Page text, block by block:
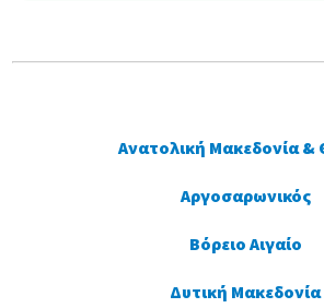
Ανατολική Μακεδονία &
Αργοσαρωνικός
Βόρειο Αιγαίο
Δυτική Μακεδονία